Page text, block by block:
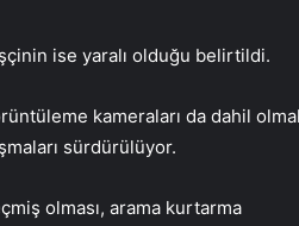
ise yaralı olduğu belirtildi.
kameraları da dahil
sürdürülüyor.
olması, arama kurtarma